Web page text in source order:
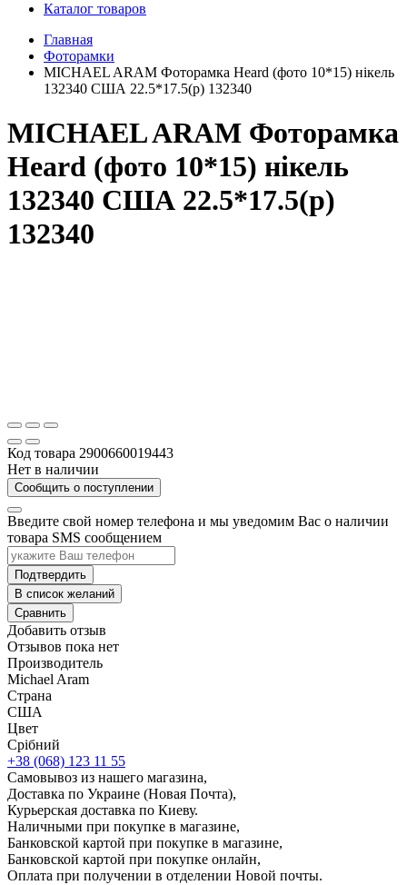
Каталог товаров
Главная
Фоторамки
MICHAEL ARAM Фоторамка Heard (фото 10*15) нікель
132340 США 22.5*17.5(р) 132340
MICHAEL ARAM Фоторамка
Heard (фото 10*15) нікель
132340 США 22.5*17.5(р)
132340
Код товара 2900660019443
Нет в наличии
Сообщить о поступлении
Введите свой номер телефона и мы уведомим Вас о наличии
товара SMS сообщением
Подтвердить
В список желаний
Сравнить
Добавить отзыв
Отзывов пока нет
Производитель
Michael Aram
Страна
США
Цвет
Срібний
+38 (068) 123 11 55
Самовывоз из нашего магазина,
Доставка по Украине (Новая Почта),
Курьерская доставка по Киеву.
Наличными при покупке в магазине,
Банковской картой при покупке в магазине,
Банковской картой при покупке онлайн,
Оплата при получении в отделении Новой почты.